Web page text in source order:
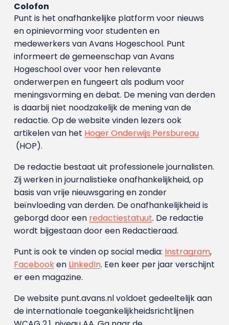
Colofon
Punt is het onafhankelijke platform voor nieuws
en opinievorming voor studenten en
medewerkers van Avans Hoge­school. Punt
informeert de gemeenschap van Avans
Hogeschool over voor hen relevante
onderwerpen en fungeert als podium voor
meningsvorming en debat. De mening van derden
is daarbij niet noodzakelijk de mening van de
redactie. Op de website vinden lezers ook
artikelen van het Hoger Onderwijs Persbureau
(HOP).
De redactie bestaat uit professionele journalisten.
Zij werken in journalistieke onafhankelijkheid, op
basis van vrije nieuwsgaring en zonder
beïnvloeding van derden. De onafhankelijkheid is
geborgd door een redactiestatuut. De redactie
wordt bijgestaan door een Redactieraad.
Punt is ook te vinden op social media: Instragram,
Facebooken LinkedIn. Een keer per jaar verschijnt
er een magazine.
De website punt.avans.nl voldoet gedeeltelijk aan
de internationale toegankelijkheidsrichtlijnen